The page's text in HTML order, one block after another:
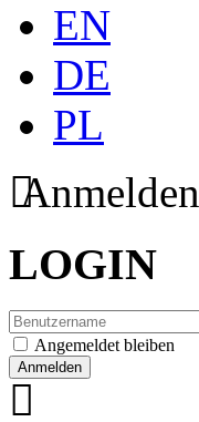
EN
DE
PL
Anmelden
LOGIN
Angemeldet bleiben